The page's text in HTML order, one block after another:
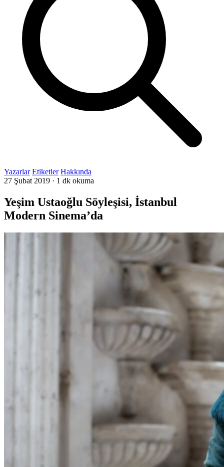
Yazarlar Etiketler Hakkında
27 Şubat 2019 · 1 dk okuma
Yeşim Ustaoğlu Söyleşisi, İstanbul
Modern Sinema’da